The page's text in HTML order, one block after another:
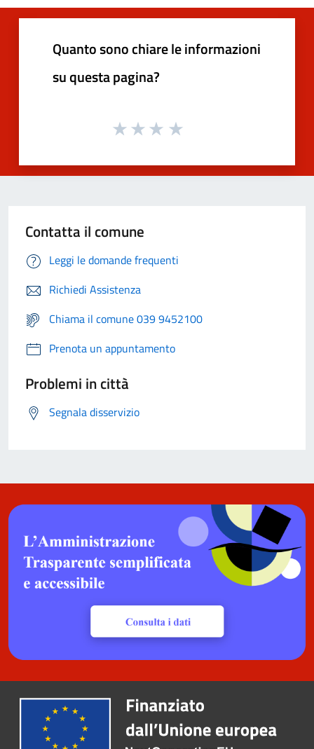
Quanto sono chiare le informazioni
su questa pagina?
Contatta il comune
Leggi le domande frequenti
Richiedi Assistenza
Chiama il comune 039 9452100
Prenota un appuntamento
Problemi in città
Segnala disservizio